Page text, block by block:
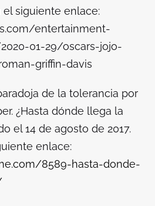
el siguiente enlace:
entertainment-
01-29/oscars-jojo-
griffin-davis
de la tolerancia por
¿Hasta dónde llega la
el 14 de agosto de 2017.
enlace:
8589-hasta-donde-